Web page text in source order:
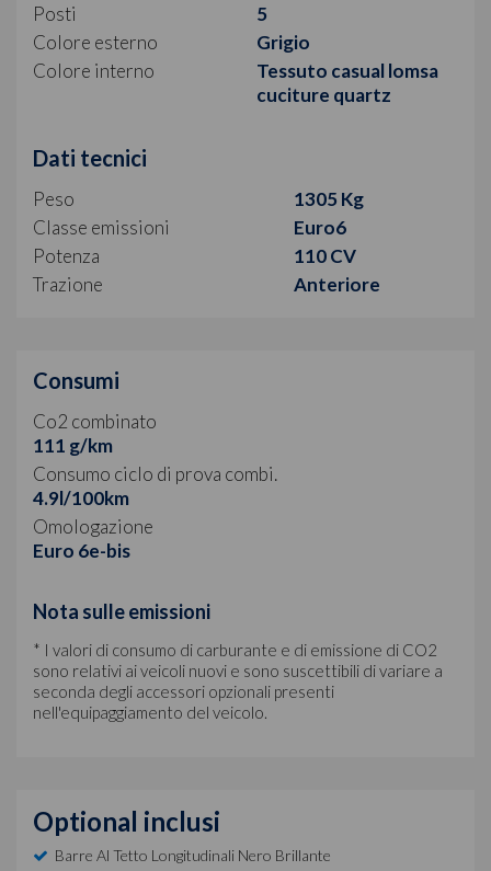
Posti
5
Colore esterno
Grigio
Colore interno
Tessuto casual lomsa
cuciture quartz
Dati tecnici
Peso
1305 Kg
Classe emissioni
Euro6
Potenza
110 CV
Trazione
Anteriore
Consumi
Co2 combinato
111 g/km
Consumo ciclo di prova combi.
4.9l/100km
Omologazione
Euro 6e-bis
Nota sulle emissioni
* I valori di consumo di carburante e di emissione di CO2
sono relativi ai veicoli nuovi e sono suscettibili di variare a
seconda degli accessori opzionali presenti
nell'equipaggiamento del veicolo.
Optional inclusi
Barre Al Tetto Longitudinali Nero Brillante